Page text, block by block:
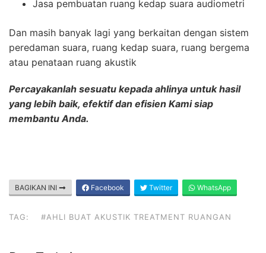
Jasa pembuatan ruang kedap suara audiometri
Dan masih banyak lagi yang berkaitan dengan sistem
peredaman suara, ruang kedap suara, ruang bergema
atau penataan ruang akustik
Percayakanlah sesuatu kepada ahlinya untuk hasil
yang lebih baik, efektif dan efisien Kami siap
membantu Anda.
BAGIKAN INI Facebook Twitter WhatsApp
TAG: #AHLI BUAT AKUSTIK TREATMENT RUANGAN